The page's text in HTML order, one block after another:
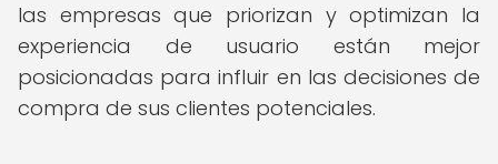
las empresas que priorizan y optimizan la
experiencia de usuario están mejor
posicionadas para influir en las decisiones de
compra de sus clientes potenciales.